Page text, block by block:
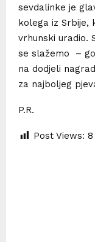
sevdalinke je
kolega iz Srbije,
vrhunski uradio.
se slažemo –
na dodjeli
za najboljeg
P.R.
Post Views: 8